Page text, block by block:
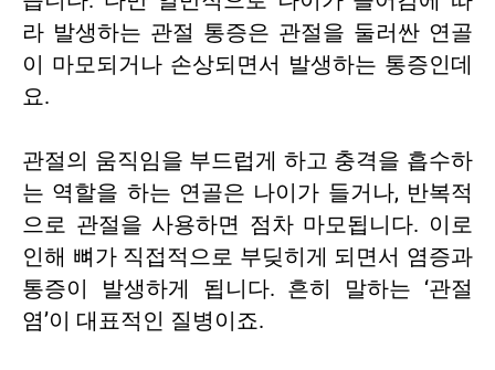
라 발생하는 관절 통증은 관절을 둘러싼 연골
이 마모되거나 손상되면서 발생하는 통증인데
요.
관절의 움직임을 부드럽게 하고 충격을 흡수하
는 역할을 하는 연골은 나이가 들거나, 반복적
으로 관절을 사용하면 점차 마모됩니다. 이로
인해 뼈가 직접적으로 부딪히게 되면서 염증과
통증이 발생하게 됩니다. 흔히 말하는 ‘관절
염’이 대표적인 질병이죠.